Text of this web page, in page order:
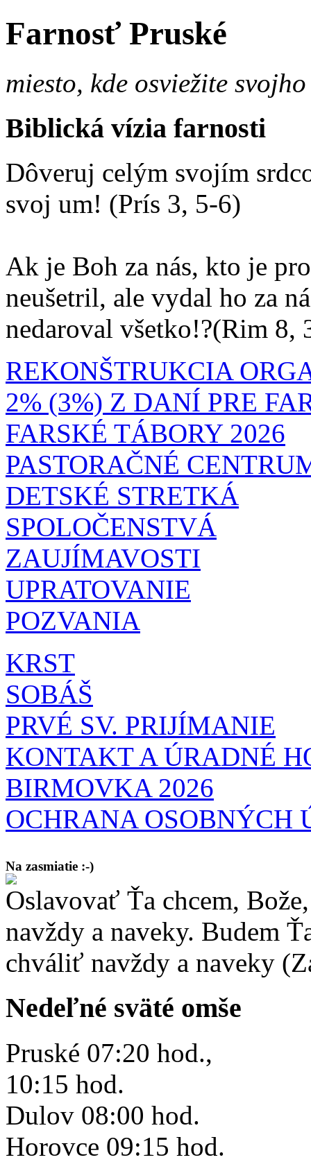
Farnosť Pruské
miesto, kde osviežite
Biblická vízia farnosti
Dôveruj celým svojím
svoj um! (Prís 3, 5-6)
Ak je Boh za nás, kto je
neušetril, ale vydal ho za
nedaroval všetko!?(Rim 8,
REKONŠTRUKCIA
2% (3%) Z DANÍ PRE
FARSKÉ TÁBORY 2026
PASTORAČNÉ
DETSKÉ STRETKÁ
SPOLOČENSTVÁ
ZAUJÍMAVOSTI
UPRATOVANIE
POZVANIA
KRST
SOBÁŠ
PRVÉ SV. PRIJÍMANIE
KONTAKT A ÚRADNÉ
BIRMOVKA 2026
OCHRANA OSOBNÝCH
Na zasmiatie :-)
Malý chlapec sa modlí:
Pane Bože, ďakujem za otecka, za mamičku a prosím aj za Teba,
Oslavovať Ťa chcem,
navždy a naveky. Budem
chváliť navždy a naveky
Nedeľné sväté omše
Pruské 07:20 hod.,
10:15 hod.
Dulov 08:00 hod.
Horovce 09:15 hod.